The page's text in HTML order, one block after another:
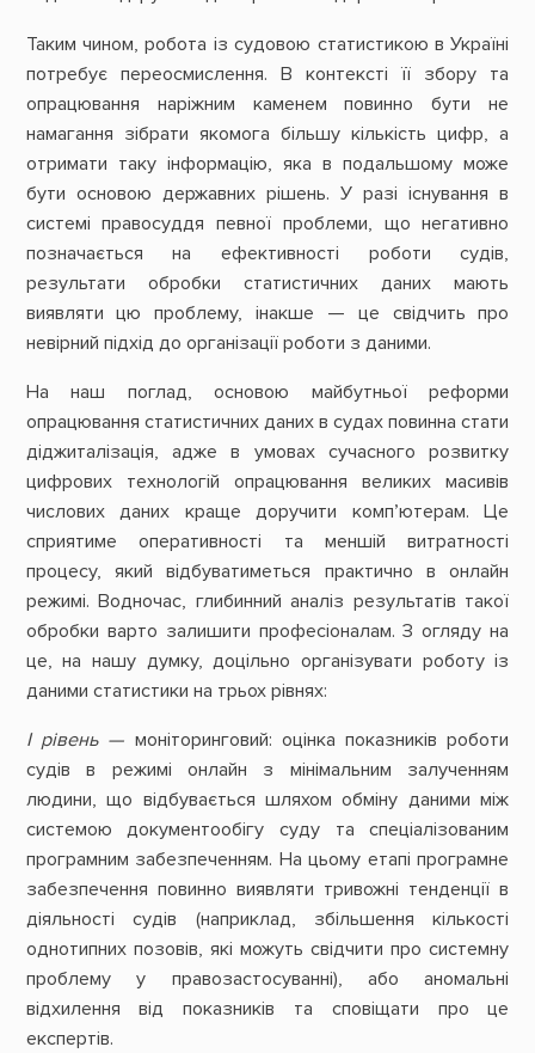
Таким чином, робота із судовою статистикою в Україні
потребує переосмислення. В контексті її збору та
опрацювання наріжним каменем повинно бути не
намагання зібрати якомога більшу кількість цифр, а
отримати таку інформацію, яка в подальшому може
бути основою державних рішень. У разі існування в
системі правосуддя певної проблеми, що негативно
позначається на ефективності роботи судів,
результати обробки статистичних даних мають
виявляти цю проблему, інакше — це свідчить про
невірний підхід до організації роботи з даними.
На наш поглад, основою майбутньої реформи
опрацювання статистичних даних в судах повинна стати
діджиталізація, адже в умовах сучасного розвитку
цифрових технологій опрацювання великих масивів
числових даних краще доручити комп’ютерам. Це
сприятиме оперативності та меншій витратності
процесу, який відбуватиметься практично в онлайн
режимі. Водночас, глибинний аналіз результатів такої
обробки варто залишити професіоналам. З огляду на
це, на нашу думку, доцільно організувати роботу із
даними статистики на трьох рівнях:
І рівень — моніторинговий: оцінка показників роботи
судів в режимі онлайн з мінімальним залученням
людини, що відбувається шляхом обміну даними між
системою документообігу суду та спеціалізованим
програмним забезпеченням. На цьому етапі програмне
забезпечення повинно виявляти тривожні тенденції в
діяльності судів (наприклад, збільшення кількості
однотипних позовів, які можуть свідчити про системну
проблему у правозастосуванні), або аномальні
відхилення від показників та сповіщати про це
експертів.